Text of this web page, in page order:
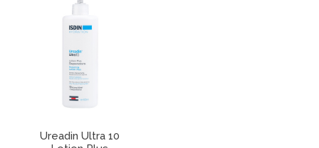
Ureadin Ultra 10